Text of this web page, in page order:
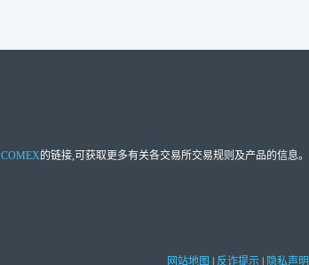
COMEX的链接,可获取更多有关各交易所交易规则及产品的信息。
网站地图 | 反诈提示 | 隐私声明